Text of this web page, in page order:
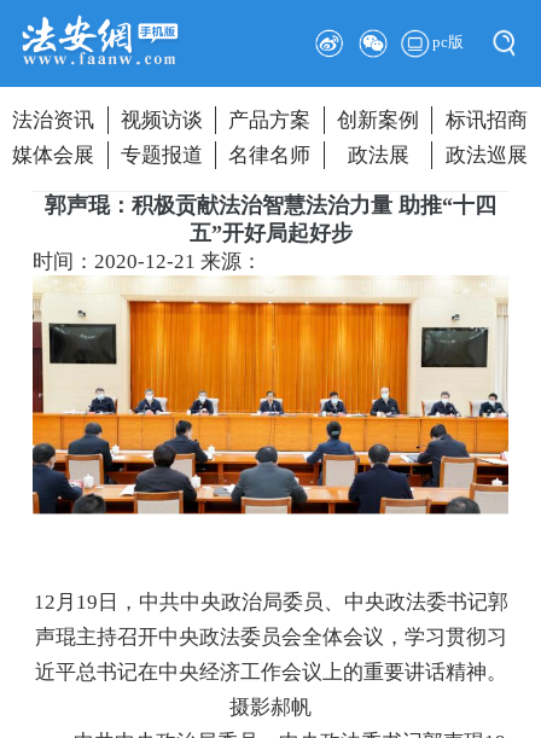
pc版
法治资讯 视频访谈 产品方案 创新案例
标讯招商
媒体会展
专题报道 名律名师 政法展 政法巡展
郭声琨：积极贡献法治智慧法治力量 助推“十四
五”开好局起好步
时间：2020-12-21来源：
12月19日，中共中央政治局委员、中央政法委书记郭
声琨主持召开中央政法委员会全体会议，学习贯彻习
近平总书记在中央经济工作会议上的重要讲话精神。
摄影郝帆